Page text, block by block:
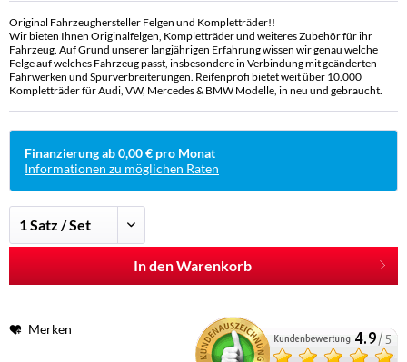
Original Fahrzeughersteller Felgen und Kompletträder!!
Wir bieten Ihnen Originalfelgen, Kompletträder und weiteres Zubehör für ihr
Fahrzeug. Auf Grund unserer langjährigen Erfahrung wissen wir genau welche
Felge auf welches Fahrzeug passt, insbesondere in Verbindung mit geänderten
Fahrwerken und Spurverbreiterungen. Reifenprofi bietet weit über 10.000
Kompletträder für Audi, VW, Mercedes & BMW Modelle, in neu und gebraucht.
Finanzierung ab 0,00 € pro Monat
Informationen zu möglichen Raten
In den Warenkorb
Merken